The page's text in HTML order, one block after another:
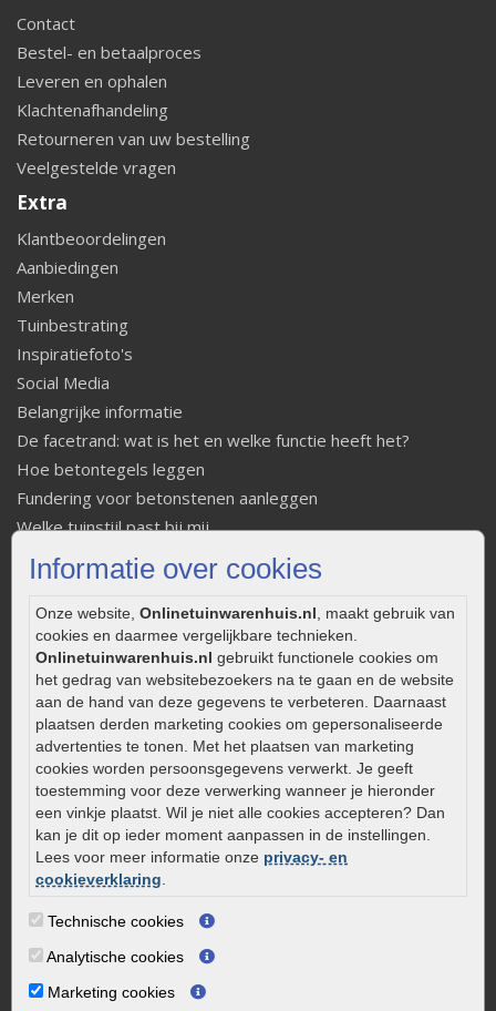
Informatie over cookies
Onze website, Onlinetuinwarenhuis.nl , maakt gebruik van
cookies en daarmee vergelijkbare technieken.
Onlinetuinwarenhuis.nl gebruikt functionele cookies om
het gedrag van websitebezoekers na te gaan en de website
aan de hand van deze gegevens te verbeteren. Daarnaast
plaatsen derden marketing cookies om gepersonaliseerde
advertenties te tonen. Met het plaatsen van marketing
cookies worden persoonsgegevens verwerkt. Je geeft
toestemming voor deze verwerking wanneer je hieronder
een vinkje plaatst. Wil je niet alle cookies accepteren? Dan
kan je dit op ieder moment aanpassen in de instellingen.
Lees voor meer informatie onze privacy- en
cookieverklaring
Technische cookies
Analytische cookies
Marketing cookies
Contact
Bestel- en betaalproces
Leveren en ophalen
Klachtenafhandeling
Retourneren van uw bestelling
Veelgestelde vragen
Extra
Klantbeoordelingen
Aanbiedingen
Merken
Tuinbestrating
Inspiratiefoto's
Social Media
Belangrijke informatie
De facetrand: wat is het en welke functie heeft het?
Hoe betontegels leggen
Fundering voor betonstenen aanleggen
Welke tuinstijl past bij mij
Strakke tuin inrichten
Legverbanden gebakken bestrating
Onderhoud van gebakken bestrating
Aanlegtips voor gebakken bestrating
Zelf een terras aanleggen
Kleine stadstuin inrichten
0320 – 219170
Kaapstanderweg 41
8243 RB Lelystad
info@onlinetuinwarenhuis.nl
Routebeschrijving
Openingstijden
Maandag
Dinsdag
Woensdag